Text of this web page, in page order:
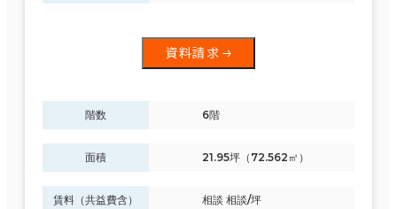
資料請求
階数 6階
面積 21.95坪（72.562㎡）
賃料（共益費含） 相談 相談/坪